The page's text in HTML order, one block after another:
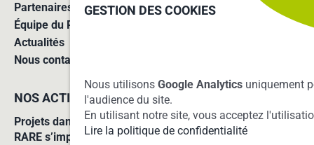
Partenaires
Équipe du RARE
Actualités
Nous contacter
Adhérer au réseau
NOS ACTIONS
Projets dans lesquels le
RARE s’implique
SUIVRE ET RELAYER
GESTION DES COOKIES
Nous utilisons Google Analytics uniquement
l'audience du site.
En utilisant notre site, vous acceptez
Lire la politique de confidentialité